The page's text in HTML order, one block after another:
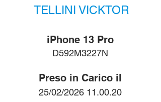
TELLINI VICKTOR
D592M3227N
iPhone 13 Pro
Preso in Carico il
25/02/2026 11.00.20